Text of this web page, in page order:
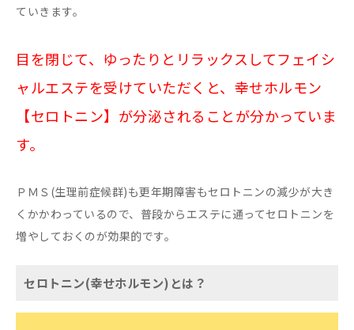
ていきます。
目を閉じて、ゆったりとリラックスしてフェイシ
ャルエステを受けていただくと、幸せホルモン
【セロトニン】が分泌されることが分かっていま
す。
ＰＭＳ(生理前症候群)も更年期障害もセロトニンの減少が大き
くかかわっているので、普段からエステに通ってセロトニンを
増やしておくのが効果的です。
セロトニン(幸せホルモン)とは？